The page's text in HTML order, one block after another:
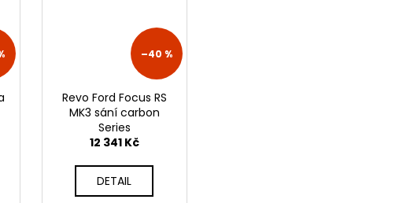
–40 %
Revo Ford Focus RS
MK3 sání carbon
Series
12 341 Kč
DETAIL